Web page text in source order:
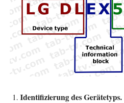
Identifizierung des Gerätetyps.